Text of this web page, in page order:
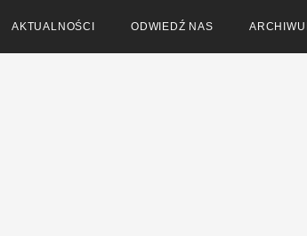
AKTUALNOŚCI ODWIEDŹ NAS